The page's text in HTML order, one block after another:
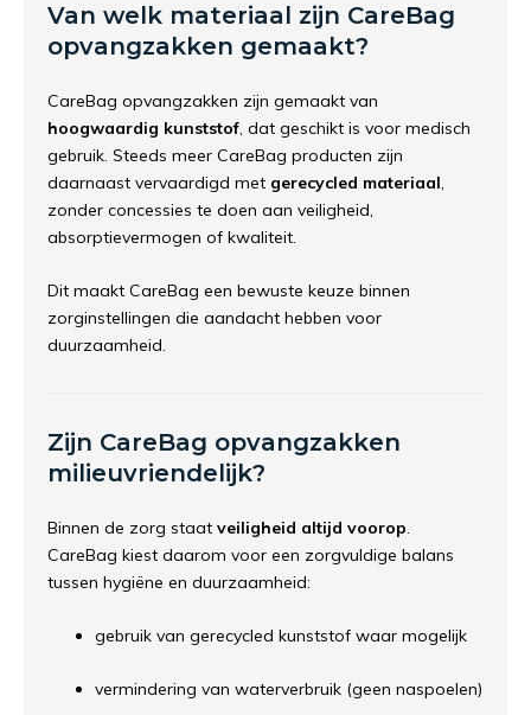
Van welk materiaal zijn CareBag
opvangzakken gemaakt?
CareBag opvangzakken zijn gemaakt van
hoogwaardig kunststof, dat geschikt is voor medisch
gebruik. Steeds meer CareBag producten zijn
daarnaast vervaardigd met gerecycled materiaal,
zonder concessies te doen aan veiligheid,
absorptievermogen of kwaliteit.
Dit maakt CareBag een bewuste keuze binnen
zorginstellingen die aandacht hebben voor
duurzaamheid.
Zijn CareBag opvangzakken
milieuvriendelijk?
Binnen de zorg staat veiligheid altijd voorop.
CareBag kiest daarom voor een zorgvuldige balans
tussen hygiëne en duurzaamheid:
gebruik van gerecycled kunststof waar mogelijk
vermindering van waterverbruik (geen naspoelen)